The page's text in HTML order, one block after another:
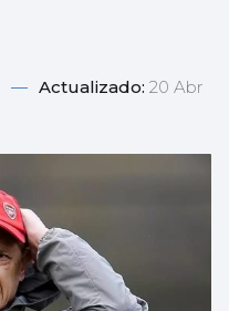
— Actualizado: 20 Abr